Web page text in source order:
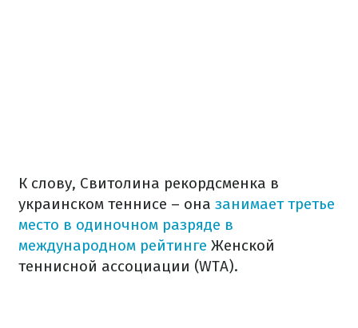
К слову, Свитолина рекордсменка в
украинском теннисе – она занимает третье
место в одиночном разряде в
международном рейтинге Женской
теннисной ассоциации (WTA).